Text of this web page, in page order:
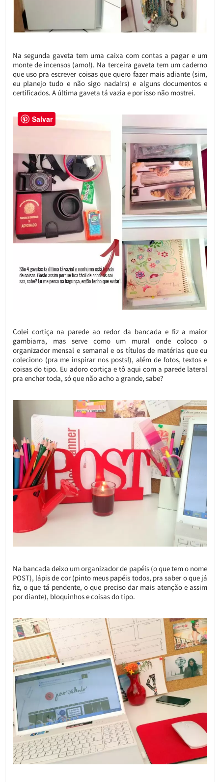
Na segunda gaveta tem uma caixa com contas a pagar e um
monte de incensos (amo!). Na terceira gaveta tem um caderno
que uso pra escrever coisas que quero fazer mais adiante (sim,
eu planejo tudo e não sigo nada!rs) e alguns documentos e
certificados. A última gaveta tá vazia e por isso não mostrei.
Colei cortiça na parede ao redor da bancada e fiz a maior
gambiarra, mas serve como um mural onde coloco o
organizador mensal e semanal e os títulos de matérias que eu
coleciono (pra me inspirar nos posts!), além de fotos, textos e
coisas do tipo. Eu adoro cortiça e tô aqui com a parede lateral
pra encher toda, só que não acho a grande, sabe?
Na bancada deixo um organizador de papéis (o que tem o nome
POST), lápis de cor (pinto meus papéis todos, pra saber o que já
fiz, o que tá pendente, o que preciso dar mais atenção e assim
por diante), bloquinhos e coisas do tipo.
Salvar